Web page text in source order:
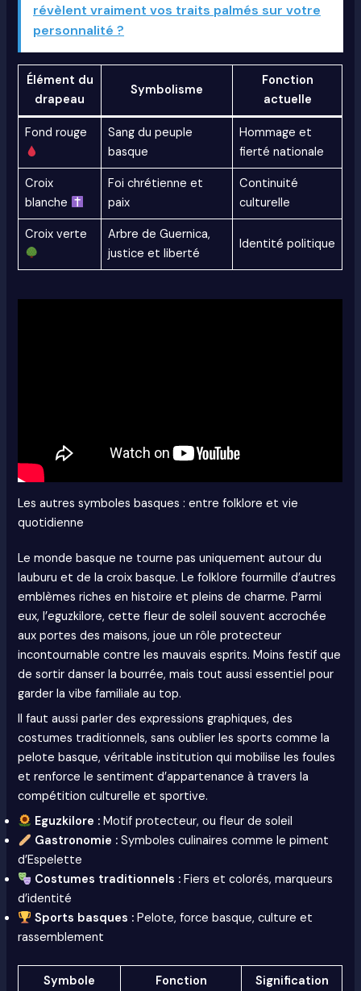
révèlent vraiment vos traits palmés sur votre
personnalité ?
Élément du
drapeau
Symbolisme
Fonction
actuelle
Fond rouge
Sang du peuple
basque
Hommage et
fierté nationale
Croix
blanche
Foi chrétienne et
paix
Continuité
culturelle
Croix verte
Arbre de Guernica,
justice et liberté
Identité politique
Les autres symboles basques : entre folklore et vie
quotidienne
Le monde basque ne tourne pas uniquement autour du
lauburu et de la croix basque. Le folklore fourmille d’autres
emblèmes riches en histoire et pleins de charme. Parmi
eux, l’eguzkilore, cette fleur de soleil souvent accrochée
aux portes des maisons, joue un rôle protecteur
incontournable contre les mauvais esprits. Moins festif que
de sortir danser la bourrée, mais tout aussi essentiel pour
garder la vibe familiale au top.
Il faut aussi parler des expressions graphiques, des
costumes traditionnels, sans oublier les sports comme la
pelote basque, véritable institution qui mobilise les foules
et renforce le sentiment d’appartenance à travers la
compétition culturelle et sportive.
Eguzkilore : Motif protecteur, ou fleur de soleil
Gastronomie : Symboles culinaires comme le piment
d’Espelette
Costumes traditionnels : Fiers et colorés, marqueurs
d’identité
Sports basques : Pelote, force basque, culture et
rassemblement
Symbole Fonction Signification